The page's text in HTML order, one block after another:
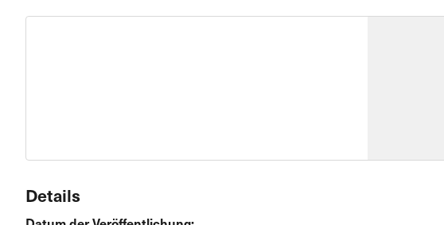
Details